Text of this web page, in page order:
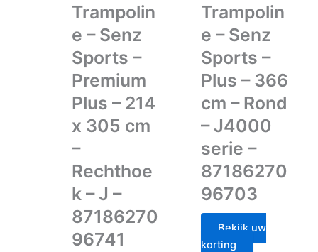
Trampolin
e – Senz
Sports –
Premium
Plus – 214
x 305 cm
–
Rechthoe
k – J –
87186270
96741
Trampolin
e – Senz
Sports –
Plus – 366
cm – Rond
– J4000
serie –
87186270
96703
Bekijk uw
korting